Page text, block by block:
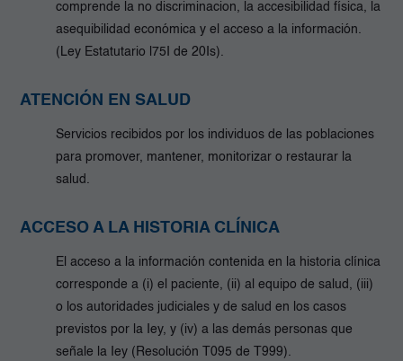
comprende la no discriminacion, la accesibilidad física, la
asequibilidad económica y el acceso a la información.
(Ley Estatutario l75I de 20Is).
ATENCIÓN EN SALUD
Servicios recibidos por los individuos de las poblaciones
para promover, mantener, monitorizar o restaurar la
salud.
ACCESO A LA HISTORIA CLÍNICA
El acceso a la información contenida en la historia clínica
corresponde a (i) el paciente, (ii) al equipo de salud, (iii)
o los autoridades judiciales y de salud en los casos
previstos por la Iey, y (iv) a las demás personas que
señale la Iey (Resolución T095 de T999).